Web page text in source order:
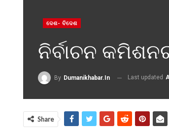
ଦେଶ- ବିଦେଶ
ନିର୍ବାଚନ
By Dumanikhabar.in Last updated
Share